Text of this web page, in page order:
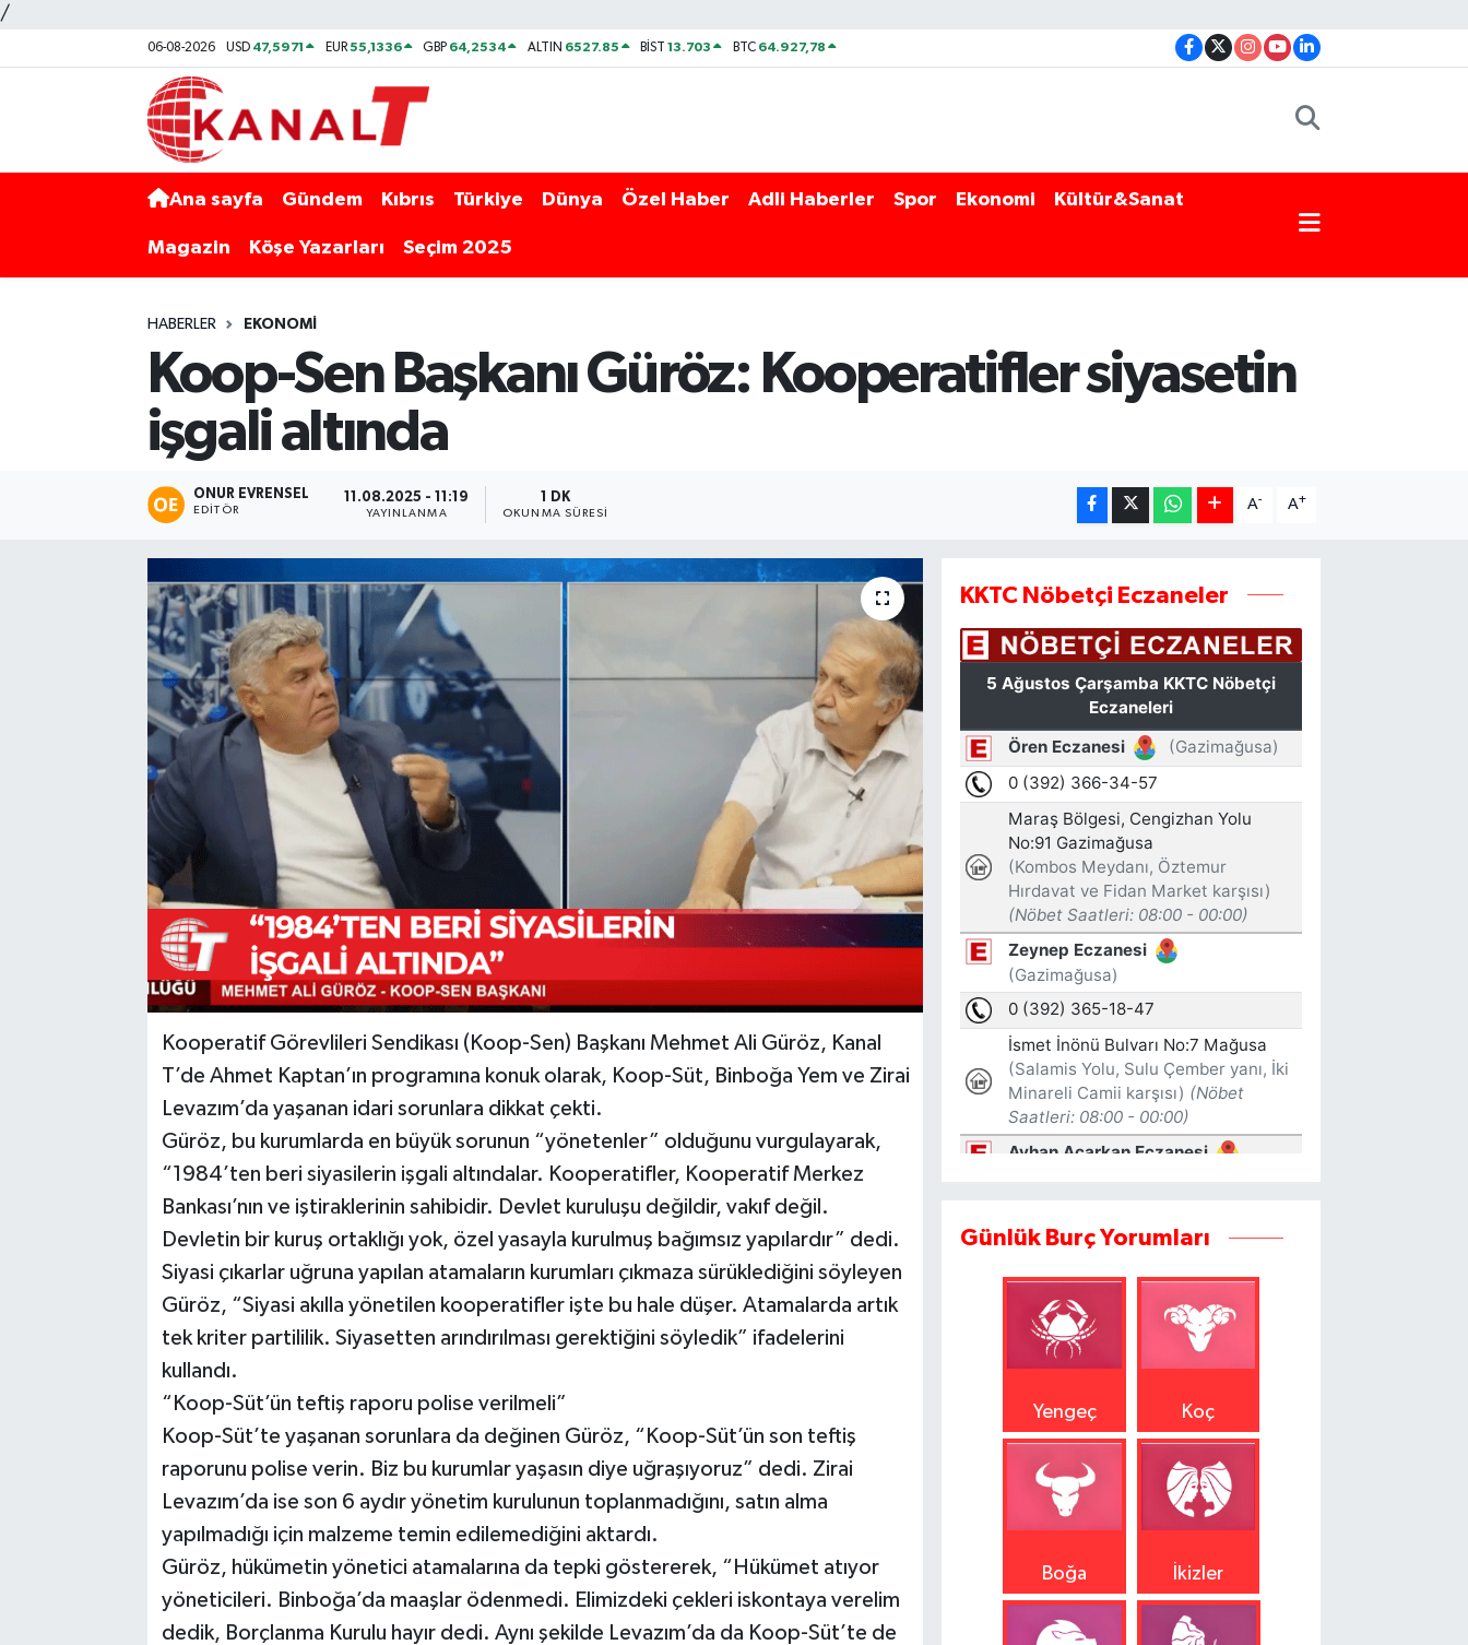
/
06-08-2026 USD 47,5971 EUR55,1336 GBP 64,2534 ALTIN 6527.85 BİST13.703 BTC 64.927,78
Ana sayfa Gündem Kıbrıs Türkiye Dünya Özel Haber Adli Haberler Spor Ekonomi Kültür&Sanat
Magazin Köşe Yazarları Seçim 2025
HABERLER EKONOMI
Koop-Sen Başkanı Güröz: Kooperatifler siyasetin
işgali altında
ONUR EVRENSEL
EDITÖR
11.08.2025 - 11:19
YAYINLANMA
1 DK
OKUNMA SÜRESI
A- A+
Kooperatif Görevlileri Sendikası (Koop-Sen) Başkanı Mehmet Ali Güröz, Kanal
T’de Ahmet Kaptan’ın programına konuk olarak, Koop-Süt, Binboğa Yem ve Zirai
Levazım’da yaşanan idari sorunlara dikkat çekti.
Güröz, bu kurumlarda en büyük sorunun “yönetenler” olduğunu vurgulayarak,
“1984’ten beri siyasilerin işgali altındalar. Kooperatifler, Kooperatif Merkez
Bankası’nın ve iştiraklerinin sahibidir. Devlet kuruluşu değildir, vakıf değil.
Devletin bir kuruş ortaklığı yok, özel yasayla kurulmuş bağımsız yapılardır” dedi.
Siyasi çıkarlar uğruna yapılan atamaların kurumları çıkmaza sürüklediğini söyleyen
Güröz, “Siyasi akılla yönetilen kooperatifler işte bu hale düşer. Atamalarda artık
tek kriter partililik. Siyasetten arındırılması gerektiğini söyledik” ifadelerini
kullandı.
“Koop-Süt’ün teftiş raporu polise verilmeli”
Koop-Süt’te yaşanan sorunlara da değinen Güröz, “Koop-Süt’ün son teftiş
raporunu polise verin. Biz bu kurumlar yaşasın diye uğraşıyoruz” dedi. Zirai
Levazım’da ise son 6 aydır yönetim kurulunun toplanmadığını, satın alma
yapılmadığı için malzeme temin edilemediğini aktardı.
Güröz, hükümetin yönetici atamalarına da tepki göstererek, “Hükümet atıyor
yöneticileri. Binboğa’da maaşlar ödenmedi. Elimizdeki çekleri iskontaya verelim
dedik, Borçlanma Kurulu hayır dedi. Aynı şekilde Levazım’da da Koop-Süt’te de
KKTC Nöbetçi Eczaneler
Günlük Burç Yorumları
Yengeç Koç
Boğa İkizler